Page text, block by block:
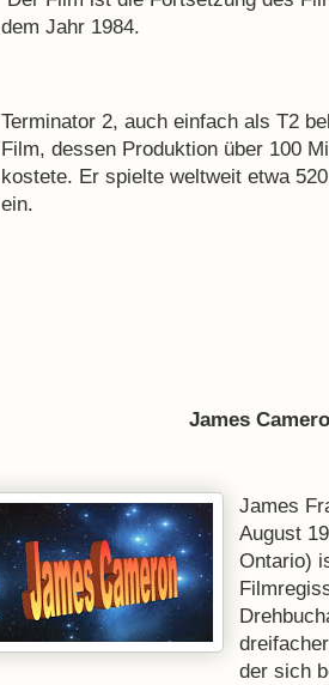
dem Jahr 1984.
Terminator 2, auch einfach als T2
Film, dessen Produktion über 100
kostete. Er spielte weltweit etwa
ein.
James
James
August
Ontario)
der sich